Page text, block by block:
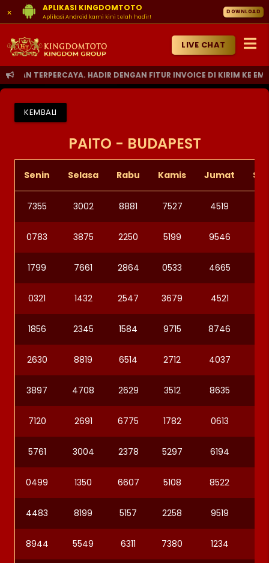
× APLIKASI KINGDOMTOTO
Aplikasi Android kami kini telah hadir!
DOWNLOAD
LIVE CHAT
TERPERCAYA. HADIR DENGAN FITUR INVOICE DI KIRIM KE EMAIL
KEMBALI
PAITO - BUDAPEST
Senin Selasa Rabu Kamis Jumat
7355 3002 8881 7527 4519
0783 3875 2250 5199 9546
1799 7661 2864 0533 4665
0321 1432 2547 3679 4521
1856 2345 1584 9715 8746
2630 8819 6514 2712 4037
3897 4708 2629 3512 8635
7120 2691 6775 1782 0613
5761 3004 2378 5297 6194
0499 1350 6607 5108 8522
4483 8199 5157 2258 9519
8944 5549 6311 7380 1234